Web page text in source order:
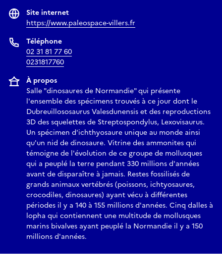
Site internet
https://www.paleospace-villers.fr
Téléphone
02 31 81 77 60
0231817760
À propos
Salle "dinosaures de Normandie" qui présente
l'ensemble des spécimens trouvés à ce jour dont le
Dubreuillososaurus Valesdunensis et des reproductions
3D des squelettes de Streptospondylus, Lexovisaurus.
Un spécimen d'ichthyosaure unique au monde ainsi
qu'un nid de dinosaure. Vitrine des ammonites qui
témoigne de l'évolution de ce groupe de mollusques
qui a peuplé la terre pendant 330 millions d'années
avant de disparaître à jamais. Restes fossilisés de
grands animaux vertébrés (poissons, ichtyosaures,
crocodiles, dinosaures) ayant vécu à différentes
périodes il y a 140 à 155 millions d'années. Cinq dalles à
lopha qui contiennent une multitude de mollusques
marins bivalves ayant peuplé la Normandie il y a 150
millions d'années.